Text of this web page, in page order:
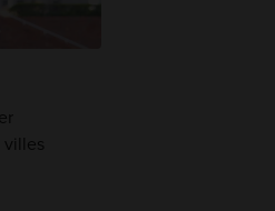
villes